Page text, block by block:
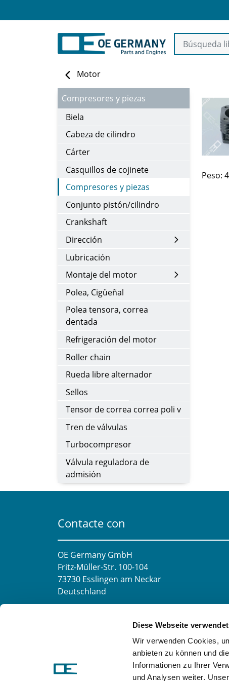
Diese Webseite
Wir verwenden Cookies,
anbieten zu können und
Informationen zu Ihrer
und Analysen weiter.
Motor
Compresores y piezas
Biela
Cabeza de cilindro
Cárter
Casquillos de cojinete
Compresores y piezas
Conjunto pistón/cilindro
Crankshaft
Dirección
Lubricación
Montaje del motor
Polea, Cigüeñal
Polea tensora, correa
dentada
Refrigeración del motor
Roller chain
Rueda libre alternador
Sellos
Tensor de correa correa poli v
Tren de válvulas
Turbocompresor
Válvula reguladora de
admisión
Peso:
Contacte con
OE Germany GmbH
Fritz-Müller-Str. 100-104​
73730 Esslingen am Neckar​
Deutschland
Mo-Fr 8:00-16:00 Uhr
+49 711 6276980
Fax:+49 711 62769851